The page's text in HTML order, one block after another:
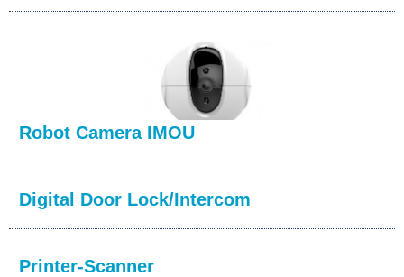
Robot Camera IMOU
Digital Door Lock/Intercom
Printer-Scanner